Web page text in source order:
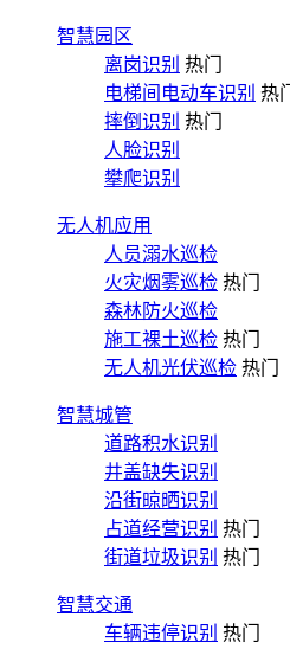
智慧园区
离岗识别 热门
电梯间电动车识别 热门
摔倒识别 热门
人脸识别
攀爬识别
无人机应用
人员溺水巡检
火灾烟雾巡检 热门
森林防火巡检
施工裸土巡检 热门
无人机光伏巡检 热门
智慧城管
道路积水识别
井盖缺失识别
沿街晾晒识别
占道经营识别 热门
街道垃圾识别 热门
智慧交通
车辆违停识别 热门